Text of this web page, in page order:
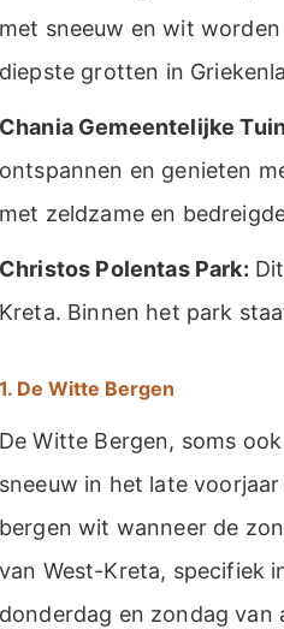
met sneeuw en wit
diepste grotten in
Chania Gemeentelijke
ontspannen en genieten
met zeldzame en
Christos Polentas Park:
Kreta. Binnen het park
1. De Witte Bergen
De Witte Bergen, soms
sneeuw in het late
bergen wit wanneer de
van West-Kreta, specifiek
donderdag en zondag